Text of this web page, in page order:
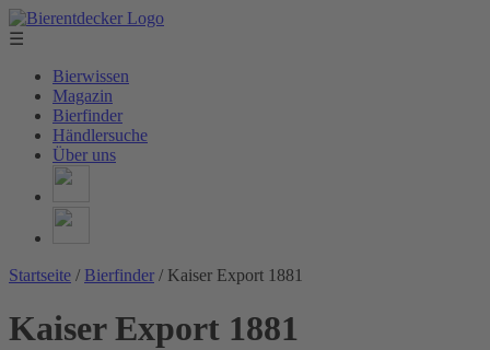
☰
Bierwissen
Magazin
Bierfinder
Händlersuche
Über uns
Startseite / Bierfinder / Kaiser Export 1881
Kaiser Export 1881